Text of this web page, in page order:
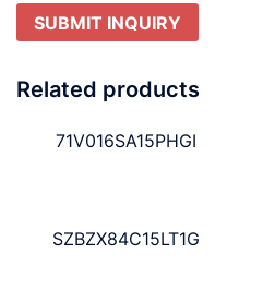
SUBMIT INQUIRY
Related products
71V016SA15PHGI
SZBZX84C15LT1G